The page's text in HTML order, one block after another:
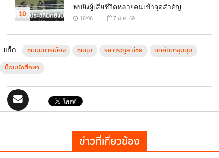
10
พบยิงผู้เสียชีวิตหลายคนเข้าจุดสำคัญ
16:06 | 7 ส.ค. 69
แท็ก ชุมนุมการเมือง ชุมนุม รศ.ตระกูล มีชัย
นักศึกษาชุมนุม
ม็อบนักศึกษา
ข่าวที่เกี่ยวข้อง